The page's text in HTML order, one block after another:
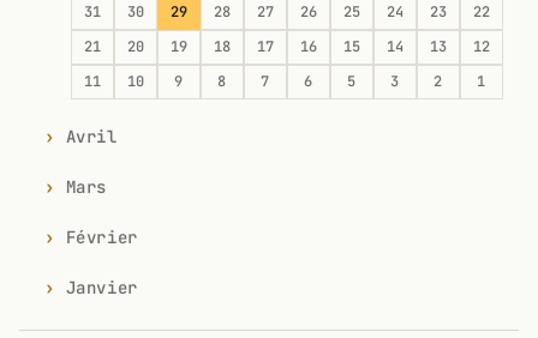
31 30 29 28 27 26 25 24 23
22
21
20 19 18 17 16 15 14 13
12
11
10 9 8 7 6 5 3 2 1
Avril
Mars
Février
Janvier